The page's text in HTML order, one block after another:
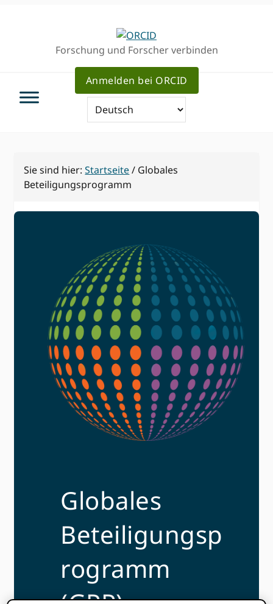
Forschung und Forscher verbinden
Anmelden bei ORCID
Sie sind hier:Startseite/ Globales
Beteiligungsprogramm
Globales
Beteiligungsp
rogramm